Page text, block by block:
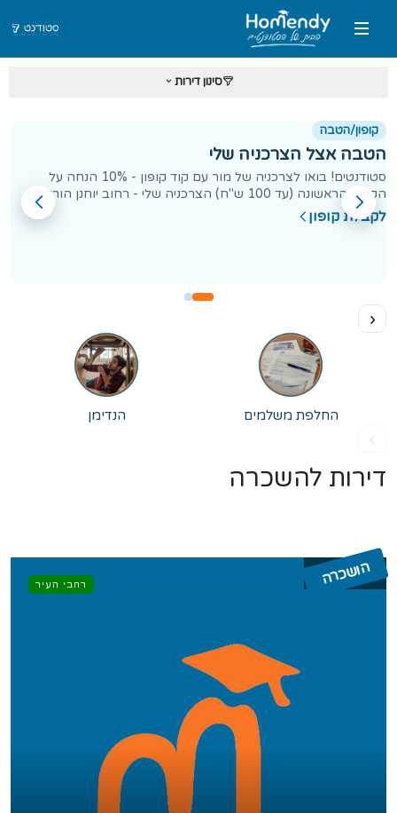
סינון דירות
קופון/הטבה
הטבה אצל שקד נדלן והשקעות
סטודנט! סגור לעצמך דירה בהומנדי וקבל מאיתנו 10% הנחה על
החודש הראשון
לקבלת קופון
‹
החלפת משלמים הנדימן
›
דירות להשכרה
רחבי העיר הושכרה